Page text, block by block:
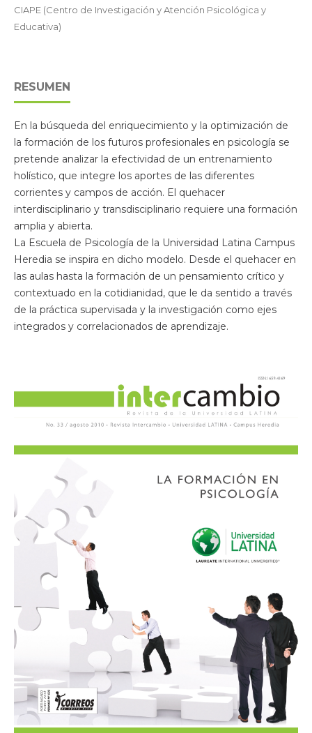
CIAPE (Centro de Investigación y Atención Psicológica y
Educativa)
RESUMEN
En la búsqueda del enriquecimiento y la optimización de
la formación de los futuros profesionales en psicología se
pretende analizar la efectividad de un entrenamiento
holístico, que integre los aportes de las diferentes
corrientes y campos de acción. El quehacer
interdisciplinario y transdisciplinario requiere una formación
amplia y abierta.
La Escuela de Psicología de la Universidad Latina Campus
Heredia se inspira en dicho modelo. Desde el quehacer en
las aulas hasta la formación de un pensamiento crítico y
contextuado en la cotidianidad, que le da sentido a través
de la práctica supervisada y la investigación como ejes
integrados y correlacionados de aprendizaje.